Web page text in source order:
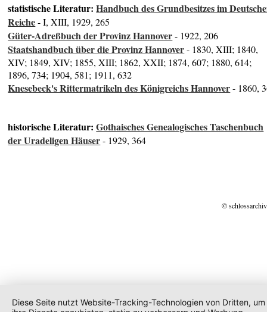
statistische Literatur:Handbuch des Grundbesitzes im
Reiche- I, XIII, 1929, 265
Güter-Adreßbuch der Provinz Hannover- 1922, 206
Staatshandbuch über die Provinz Hannover- 1830, XIII; 1840,
XIV; 1849, XIV; 1855, XIII; 1862, XXII; 1874, 607; 1880, 614;
1896, 734; 1904, 581; 1911, 632
Knesebeck's Rittermatrikeln des Königreichs Hannover- 1860,
historische Literatur:Gothaisches Genealogisches Taschenbuch
der Uradeligen Häuser- 1929, 364
©
Diese Seite nutzt Website-Tracking-Technologien von Dritten, um